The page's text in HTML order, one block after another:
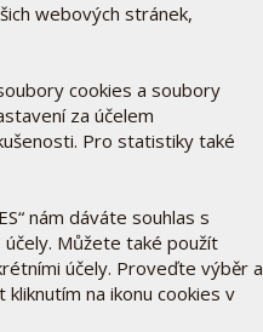
webových stránek,
cookies a soubory
za účelem
Pro statistiky také
nám dáváte souhlas s
Můžete také použít
účely. Proveďte výběr a
na ikonu cookies v